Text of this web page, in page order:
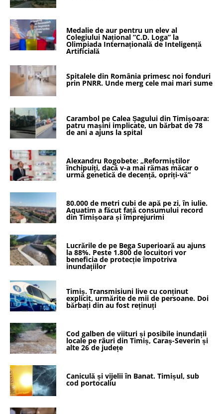
Medalie de aur pentru un elev al
Colegiului Național ”C.D. Loga” la
Olimpiada Internațională de Inteligență
Artificială
Spitalele din România primesc noi fonduri
prin PNRR. Unde merg cele mai mari sume
Carambol pe Calea Șagului din Timișoara:
patru mașini implicate, un bărbat de 78
de ani a ajuns la spital
Alexandru Rogobete: „Reformiștilor
închipuiți, dacă v-a mai rămas măcar o
urmă genetică de decență, opriți-vă”
80.000 de metri cubi de apă pe zi, în iulie.
Aquatim a făcut față consumului record
din Timișoara și împrejurimi
Lucrările de pe Bega Superioară au ajuns
la 88%. Peste 1.800 de locuitori vor
beneficia de protecție împotriva
inundațiilor
Timiș. Transmisiuni live cu conținut
explicit, urmărite de mii de persoane. Doi
bărbați din au fost reținuți
Cod galben de viituri și posibile inundații
locale pe râuri din Timiș, Caraș-Severin și
alte 26 de județe
Caniculă și vijelii în Banat. Timișul, sub
cod portocaliu